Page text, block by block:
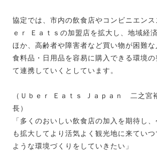
協定では、市内の飲食店やコンビニエンス
ｅｒ Ｅａｔｓの加盟店を拡大し、地域経
ほか、高齢者や障害者など買い物が困難
食料品・日用品を容易に購入できる環境
て連携していくとしています。
（Ｕｂｅｒ Ｅａｔｓ Ｊａｐａｎ 二之宮
長）
「多くのおいしい飲食店の加入を期待し
も拡大してより活気よく観光地に来てい
ような環境づくりをしていきたい」